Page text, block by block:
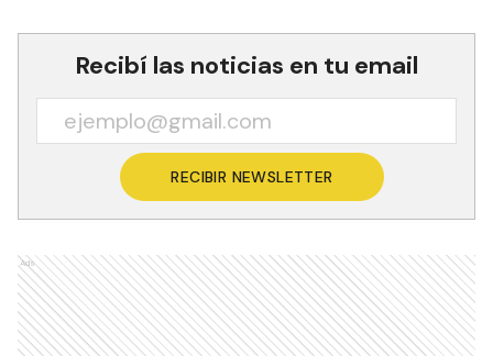
Recibí las noticias en tu email
RECIBIR NEWSLETTER
Ads